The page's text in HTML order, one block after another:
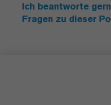
Ich beantworte
Fragen zu dieser